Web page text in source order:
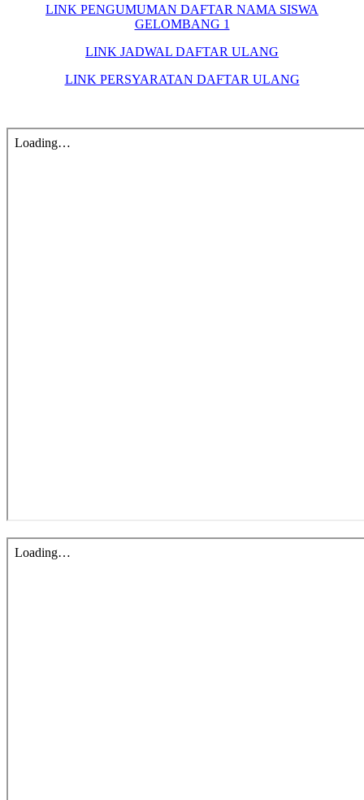
LINK PENGUMUMAN DAFTAR NAMA SISWA
GELOMBANG 1
LINK JADWAL DAFTAR ULANG
LINK PERSYARATAN DAFTAR ULANG